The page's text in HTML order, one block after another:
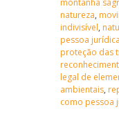
natureza,
indivisível,
pessoa jurídica
proteção das
legal de
ambientais,
como pessoa